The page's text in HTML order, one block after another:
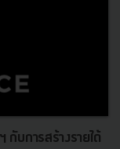
บการสร้างรายได้